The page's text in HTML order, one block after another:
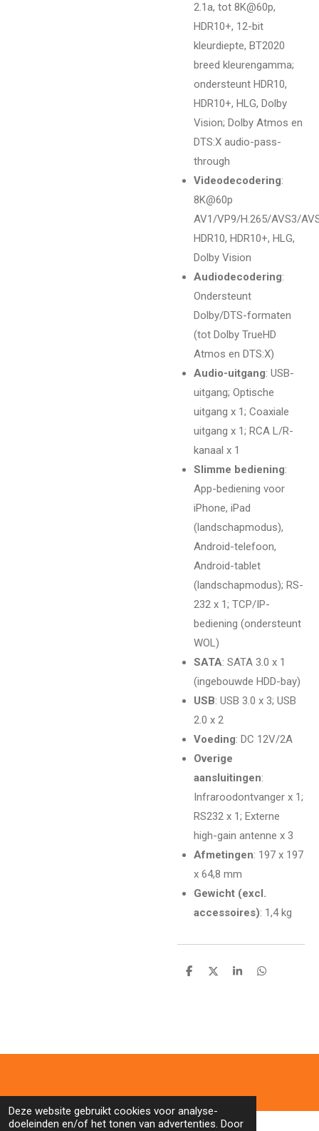
Deze website gebruikt cookies voor analyse-
doeleinden en/of het tonen van advertenties. Door
2.1a, tot 8K@60p,
HDR10+, 12-bit
kleurdiepte, BT2020
breed kleurengamma;
ondersteunt HDR10,
HDR10+, HLG, Dolby
Vision; Dolby Atmos en
DTS:X audio-pass-
through
Videodecodering:
8K@60p
AV1/VP9/H.265/AVS3/
HDR10, HDR10+, HLG,
Dolby Vision
Audiodecodering:
Ondersteunt
Dolby/DTS-formaten
(tot Dolby TrueHD
Atmos en DTS:X)
Audio-uitgang: USB-
uitgang; Optische
uitgang x 1; Coaxiale
uitgang x 1; RCA L/R-
kanaal x 1
Slimme bediening:
App-bediening voor
iPhone, iPad
(landschapmodus),
Android-telefoon,
Android-tablet
(landschapmodus); RS-
232 x 1; TCP/IP-
bediening (ondersteunt
WOL)
SATA: SATA 3.0 x 1
(ingebouwde HDD-bay)
USB: USB 3.0 x 3; USB
2.0 x 2
Voeding: DC 12V/2A
Overige
aansluitingen:
Infraroodontvanger x 1;
RS232 x 1; Externe
high-gain antenne x 3
Afmetingen: 197 x 197
x 64,8 mm
Gewicht (excl.
accessoires): 1,4 kg
D
D
S
D